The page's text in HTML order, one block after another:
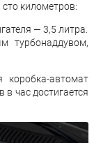
километров:
— 3,5 литра.
турбонаддувом,
автомат
в час достигается